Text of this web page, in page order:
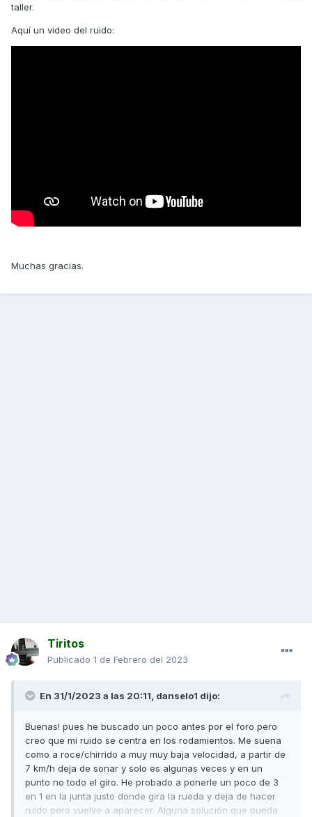
taller.
Aquí un video del ruido:
Muchas gracias.
Tiritos
Publicado 1 de Febrero del 2023
En 31/1/2023 a las 20:11, danselo1 dijo:
Buenas! pues he buscado un poco antes por el foro pero
creo que mi ruido se centra en los rodamientos. Me suena
como a roce/chirrido a muy muy baja velocidad, a partir de
7 km/h deja de sonar y solo es algunas veces y en un
punto no todo el giro. He probado a ponerle un poco de 3
en 1 en la junta justo donde gira la rueda y deja de hacer
ruido pero vuelve a aparecer. Alguna solución que pueda